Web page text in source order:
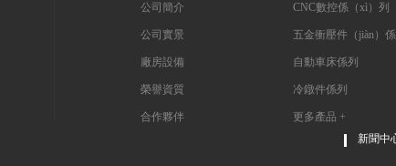
公司簡介
公司實景
廠房設備
榮譽資質
合作夥伴
CNC數控係（xì）列
五金衝壓件（jiàn）係
自動車床係列
冷鐓件係列
更多產品 +
新聞中